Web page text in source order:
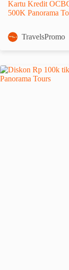
Kartu Kredit
500K Panorama
TravelsPromo